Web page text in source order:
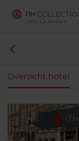
Overzicht hotel